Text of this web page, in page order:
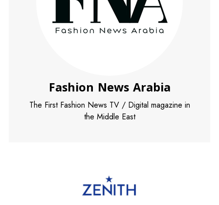
Fashion News Arabia
The First Fashion News TV / Digital magazine in
the Middle East